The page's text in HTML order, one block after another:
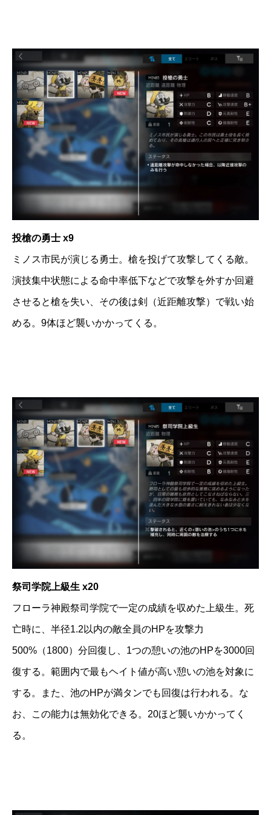
投槍の勇士 x9
ミノス市民が演じる勇士。槍を投げて攻撃してくる敵。
演技集中状態による命中率低下などで攻撃を外すか回避
させると槍を失い、その後は剣（近距離攻撃）で戦い始
める。9体ほど襲いかかってくる。
祭司学院上級生 x20
フローラ神殿祭司学院で一定の成績を収めた上級生。死
亡時に、半径1.2以内の敵全員のHPを攻撃力
500%（1800）分回復し、1つの憩いの池のHPを3000回
復する。範囲内で最もヘイト値が高い憩いの池を対象に
する。また、池のHPが満タンでも回復は行われる。な
お、この能力は無効化できる。20ほど襲いかかってく
る。